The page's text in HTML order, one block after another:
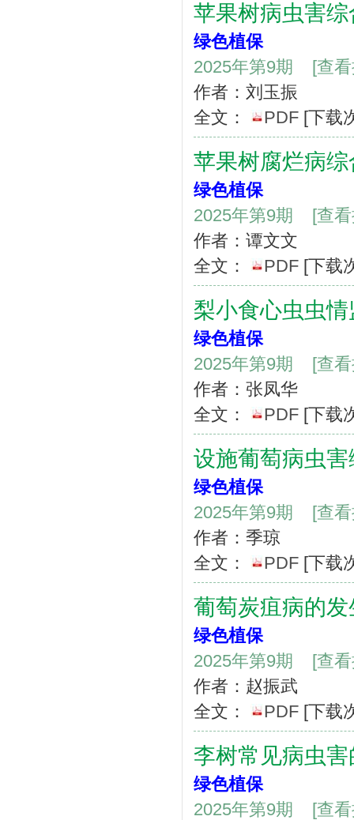
苹果树病虫害
绿色植保
2025年第9期
[查
作者：刘玉振
全文：
PDF [下载
苹果树腐烂病
绿色植保
2025年第9期
[查
作者：谭文文
全文：
PDF [下载
梨小食心虫虫
绿色植保
2025年第9期
[查
作者：张凤华
全文：
PDF [下载
设施葡萄病虫
绿色植保
2025年第9期
[查
作者：季琼
全文：
PDF [下载
葡萄炭疽病的
绿色植保
2025年第9期
[查
作者：赵振武
全文：
PDF [下载
李树常见病虫
绿色植保
2025年第9期
[查